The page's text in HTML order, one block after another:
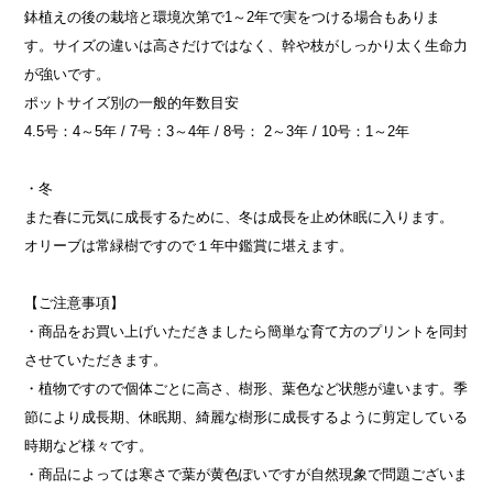
鉢植えの後の栽培と環境次第で1～2年で実をつける場合もありま
す。サイズの違いは高さだけではなく、幹や枝がしっかり太く生命力
が強いです。
ポットサイズ別の一般的年数目安
4.5号：4～5年 / 7号：3～4年 / 8号： 2～3年 / 10号：1～2年
・冬
また春に元気に成長するために、冬は成長を止め休眠に入ります。
オリーブは常緑樹ですので１年中鑑賞に堪えます。
【ご注意事項】
・商品をお買い上げいただきましたら簡単な育て方のプリントを同封
させていただきます。
・植物ですので個体ごとに高さ、樹形、葉色など状態が違います。季
節により成長期、休眠期、綺麗な樹形に成長するように剪定している
時期など様々です。
・商品によっては寒さで葉が黄色ぽいですが自然現象で問題ございま